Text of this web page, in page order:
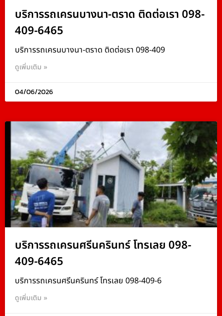
บริการรถเครนบางนา-ตราด ติดต่อเรา 098-
409-6465
บริการรถเครนบางนา-ตราด ติดต่อเรา 098-409
ดูเพิ่มเติม »
04/06/2026
บริการรถเครนศรีนครินทร์ โทรเลย 098-
409-6465
บริการรถเครนศรีนครินทร์ โทรเลย 098-409-6
ดูเพิ่มเติม »